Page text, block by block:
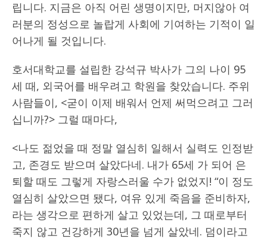
립니다. 지금은 아직 어린 생명이지만, 머지않아 여
러분의 정성으로 놀랍게 사회에 기여하는 기적이 일
어나게 될 것입니다.
호서대학교를 설립한 강석규 박사가 그의 나이 95
세 때, 외국어를 배우려고 학원을 찾았습니다. 주위
사람들이, <굳이 이제 배워서 언제 써먹으려고 그러
십니까?> 그럴 때마다,
<나도 젊었을 때 정말 열심히 일해서 실력도 인정받
고, 존경도 받으며 살았다네. 내가 65세 가 되어 은
퇴할 때도 그렇게 자랑스러울 수가 없었지! “이 정도
열심히 살았으면 됐다, 여유 있게 죽음을 준비하자,
라는 생각으로 편하게 살고 있었는데, 그 때로부터
죽지 않고 건강하게 30년을 넘게 살았네. 덤이라고